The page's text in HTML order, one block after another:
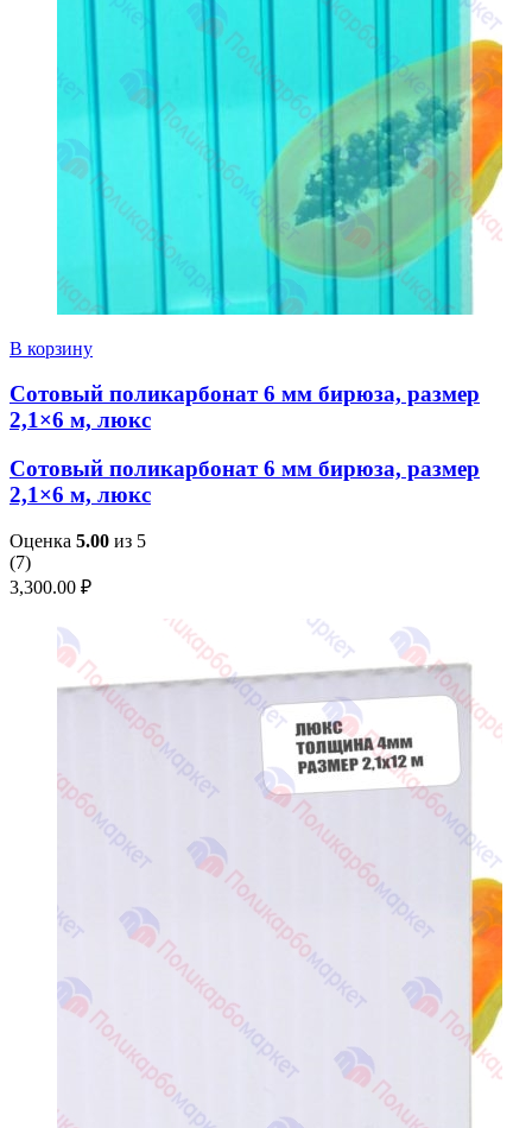
В корзину
Сотовый поликарбонат 6 мм бирюза, размер
2,1×6 м, люкс
Сотовый поликарбонат 6 мм бирюза, размер
2,1×6 м, люкс
Оценка 5.00 из 5
(7)
3,300.00 ₽